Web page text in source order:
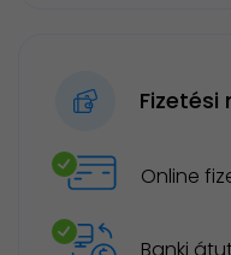
Fizetési
Online
Banki